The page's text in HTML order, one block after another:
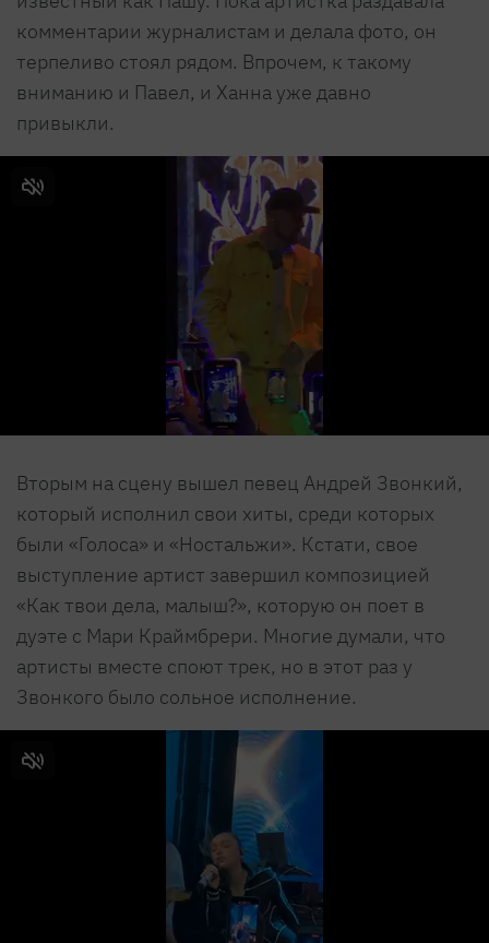
комментарии журналистам и делала фото, он
терпеливо стоял рядом. Впрочем, к такому
вниманию и Павел, и Ханна уже давно
привыкли.
Вторым на сцену вышел певец Андрей Звонкий,
который исполнил свои хиты, среди которых
были «Голоса» и «Ностальжи». Кстати, свое
выступление артист завершил композицией
«Как твои дела, малыш?», которую он поет в
дуэте с Мари Краймбрери. Многие думали, что
артисты вместе споют трек, но в этот раз у
Звонкого было сольное исполнение.